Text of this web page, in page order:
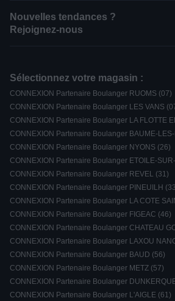
Nouvelles tendances ?
Rejoignez-nous
Sélectionnez votre magasin :
CONNEXION Partenaire Boulanger RUOMS (07)
CONNEXION Partenaire Boulanger LES VANS
CONNEXION Partenaire Boulanger LA FLOTTE
CONNEXION Partenaire Boulanger BAUME-
CONNEXION Partenaire Boulanger NYONS (26)
CONNEXION Partenaire Boulanger ETOILE-
CONNEXION Partenaire Boulanger REVEL (31)
CONNEXION Partenaire Boulanger PINEUILH
CONNEXION Partenaire Boulanger LA COTE
CONNEXION Partenaire Boulanger FIGEAC (46)
CONNEXION Partenaire Boulanger CHATEAU
CONNEXION Partenaire Boulanger LAXOU
CONNEXION Partenaire Boulanger BAUD (56)
CONNEXION Partenaire Boulanger METZ (57)
CONNEXION Partenaire Boulanger
CONNEXION Partenaire Boulanger L'AIGLE (61)